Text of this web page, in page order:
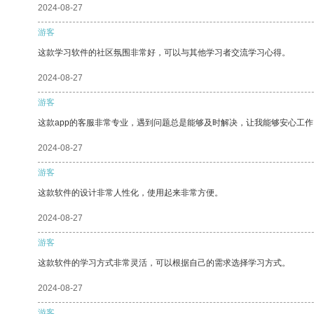
2024-08-27
游客
这款学习软件的社区氛围非常好，可以与其他学习者交流学习心得。
2024-08-27
游客
这款app的客服非常专业，遇到问题总是能够及时解决，让我能够安心工
2024-08-27
游客
这款软件的设计非常人性化，使用起来非常方便。
2024-08-27
游客
这款软件的学习方式非常灵活，可以根据自己的需求选择学习方式。
2024-08-27